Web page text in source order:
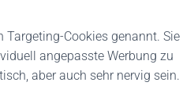
Targeting-Cookies genannt. Sie
angepasste Werbung zu
aber auch sehr nervig sein.